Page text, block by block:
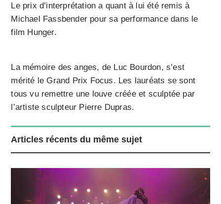
Le prix d’interprétation a quant à lui été remis à
Michael Fass­bender pour sa performance dans le
film Hunger.
La mémoire des anges, de Luc Bourdon, s’est
mérité le Grand Prix Focus. Les lauréats se sont
tous vu remettre une louve créée et sculptée par
l’artiste sculpteur Pierre Dupras.
Articles récents du même sujet